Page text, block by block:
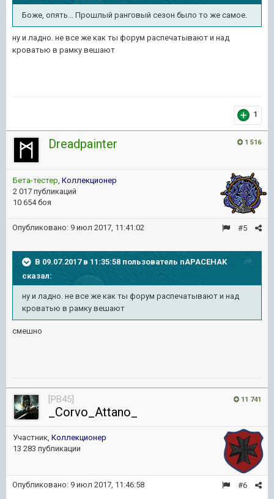
Боже, опять... Прошлый ранговый сезон было то же самое.
ну и ладно. не все же как ты форум распечатывают и над
кроватью в рамку вешают
1
1 516
Dreadpainter
Бета-тестер, Коллекционер
2 017 публикаций
10 654 боя
#5
Опубликовано: 9 июл 2017, 11:41:02
В 09.07.2017 в 11:35:58 пользователь nAPACEHAK
сказал:
ну и ладно. не все же как ты форум распечатывают и над
кроватью в рамку вешают
смешно
11 741
[PB45]
_Corvo_Attano_
Участник, Коллекционер
13 283 публикации
#6
Опубликовано: 9 июл 2017, 11:46:58